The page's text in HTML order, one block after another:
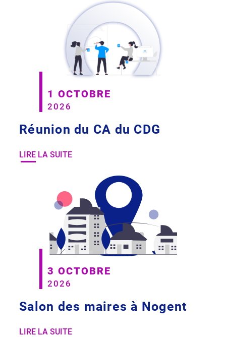
1 OCTOBRE
2026
Réunion du CA du CDG
LIRE LA SUITE
3 OCTOBRE
2026
Salon des maires à Nogent
LIRE LA SUITE